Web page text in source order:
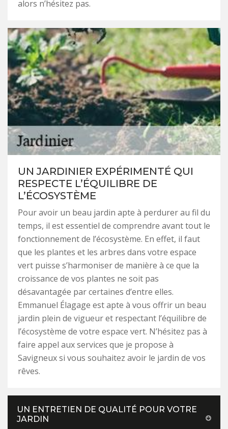
alors n’hésitez pas.
UN JARDINIER EXPÉRIMENTÉ QUI
RESPECTE L’ÉQUILIBRE DE
L’ÉCOSYSTÈME
Pour avoir un beau jardin apte à perdurer au fil du
temps, il est essentiel de comprendre avant tout le
fonctionnement de l’écosystème. En effet, il faut
que les plantes et les arbres dans votre espace
vert puisse s’harmoniser de manière à ce que la
croissance de vos plantes ne soit pas
désavantagée par certaines d’entre elles.
Emmanuel Élagage est apte à vous offrir un beau
jardin plein de vigueur et respectant l’équilibre de
l’écosystème de votre espace vert. N’hésitez pas à
faire appel aux services que je propose à
Savigneux si vous souhaitez avoir le jardin de vos
rêves.
UN ENTRETIEN DE QUALITÉ POUR VOTRE
JARDIN